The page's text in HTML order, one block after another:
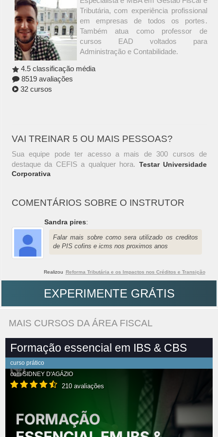
Tributária, com experiência profissional
em empresas de todos os portes.
Também atua como professor de
cursos EAD voltados para
Administração e Contabilidade.
4.5 classificação média
8519 avaliações
32 cursos
VAI TREINAR 5 OU MAIS PESSOAS?
Sua equipe pode ter acesso a mais de 300 cursos de
destaque da CEFIS a qualquer hora. Testar Universidade
Corporativa
COMENTÁRIOS SOBRE O INSTRUTOR
Sandra pires:
Falar mais sobre como sera utilizado os creditos
de PIS cofins e icms nos proximos anos
Realizou Reforma Tributária e os Impactos nos Créditos e Transição
EXPERIMENTE GRÁTIS
MAIS CURSOS DA ÁREA FISCAL
Formação essencial em IBS & CBS
curso prático
comSIDNEY D'AGÁZIO
210 avaliações